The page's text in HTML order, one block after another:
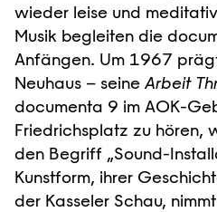
wieder leise und
Musik begleiten die
Anfängen. Um 1967
Neuhaus – seine Arbeit
documenta 9 im AOK-
Friedrichsplatz zu hören,
den Begriff „Sound-
Kunstform, ihrer
der Kasseler Schau,